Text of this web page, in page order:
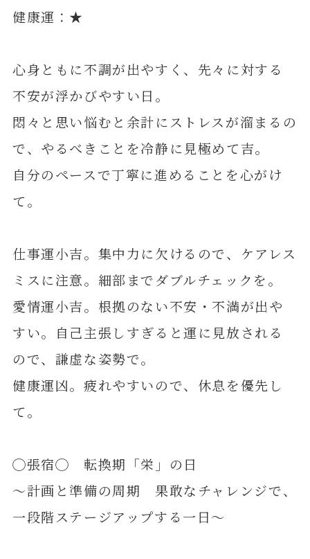
健康運：★
心身ともに不調が出やすく、先々に対する
不安が浮かびやすい日。
悶々と思い悩むと余計にストレスが溜まるの
で、やるべきことを冷静に見極めて吉。
自分のペースで丁寧に進めることを心がけ
て。
仕事運小吉。集中力に欠けるので、ケアレス
ミスに注意。細部までダブルチェックを。
愛情運小吉。根拠のない不安・不満が出や
すい。自己主張しすぎると運に見放される
ので、謙虚な姿勢で。
健康運凶。疲れやすいので、休息を優先し
て。
◯張宿◯ 転換期「栄」の日
～計画と準備の周期 果敢なチャレンジで、
一段階ステージアップする一日～